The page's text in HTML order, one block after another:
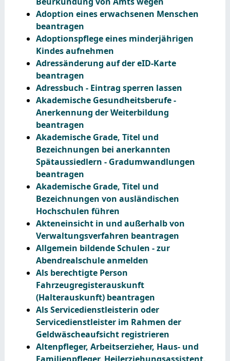
Adoption eines erwachsenen Menschen
beantragen
Adoptionspflege eines minderjährigen
Kindes aufnehmen
Adressänderung auf der eID-Karte
beantragen
Adressbuch - Eintrag sperren lassen
Akademische Gesundheitsberufe -
Anerkennung der Weiterbildung
beantragen
Akademische Grade, Titel und
Bezeichnungen bei anerkannten
Spätaussiedlern - Gradumwandlungen
beantragen
Akademische Grade, Titel und
Bezeichnungen von ausländischen
Hochschulen führen
Akteneinsicht in und außerhalb von
Verwaltungsverfahren beantragen
Allgemein bildende Schulen - zur
Abendrealschule anmelden
Als berechtigte Person
Fahrzeugregisterauskunft
(Halterauskunft) beantragen
Als Servicedienstleisterin oder
Servicedienstleister im Rahmen der
Geldwäscheaufsicht registrieren
Altenpfleger, Arbeitserzieher, Haus- und